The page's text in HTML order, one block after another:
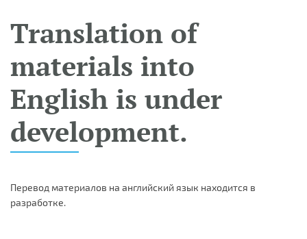
Translation of
materials into
English is under
development.
Перевод материалов на английский язык находится в
разработке.